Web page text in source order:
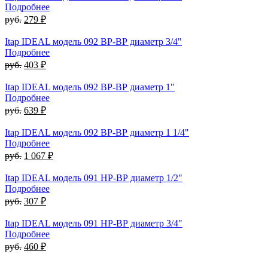
Подробнее
руб. 279 ₽
Itap IDEAL модель 092 ВР-ВР диаметр 3/4"
Подробнее
руб. 403 ₽
Itap IDEAL модель 092 ВР-ВР диаметр 1"
Подробнее
руб. 639 ₽
Itap IDEAL модель 092 ВР-ВР диаметр 1 1/4"
Подробнее
руб. 1 067 ₽
Itap IDEAL модель 091 НР-ВР диаметр 1/2"
Подробнее
руб. 307 ₽
Itap IDEAL модель 091 НР-ВР диаметр 3/4"
Подробнее
руб. 460 ₽